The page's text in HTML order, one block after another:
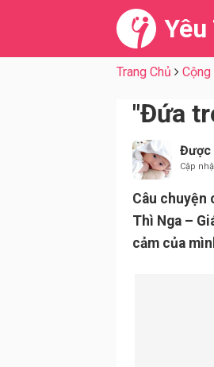
Yêu
Trang Chủ
"Đứa
Được
Cập
Câu chuyện
Thì Nga –
cảm của